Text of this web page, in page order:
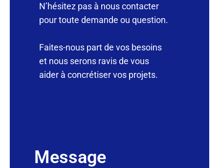
N’hésitez pas à nous contacter
pour toute demande ou question.
Faites-nous part de vos besoins
et nous serons ravis de vous
aider à concrétiser vos projets.
Message